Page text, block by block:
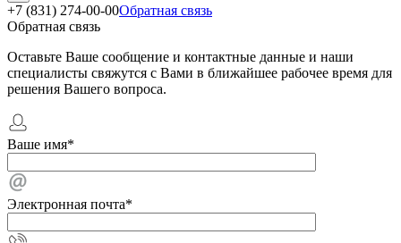
+7 (831) 274-00-00Обратная связь
Обратная связь
Оставьте Ваше сообщение и контактные данные и наши
специалисты свяжутся с Вами в ближайшее рабочее время для
решения Вашего вопроса.
Ваше имя*
Электронная почта*